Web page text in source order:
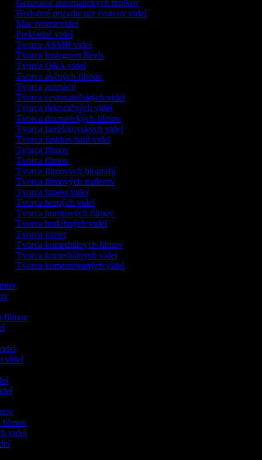
Generátor automatických titulkov
Hudobné pozadie pre tvorcov videí
Mac tvorca videí
Prekladač videí
Tvorca ASMR videí
Tvorca Instagram Reels
Tvorca Q&A videí
Tvorca akčných filmov
Tvorca animácií
Tvorca cestovateľských videí
Tvorca dekoračných videí
Tvorca dramatických filmov
Tvorca fanúšikovských videí
Tvorca fashion haul videí
Tvorca filmov
Tvorca filmov
Tvorca filmových biografií
Tvorca filmových trailerov
Tvorca fitness videí
Tvorca herných videí
Tvorca hororových filmov
Tvorca hudobných videí
Tvorca intrier
Tvorca komediálnych filmov
Tvorca komediálnych videí
Tvorca komentovaných videí
filmov
videí
filmov
videí